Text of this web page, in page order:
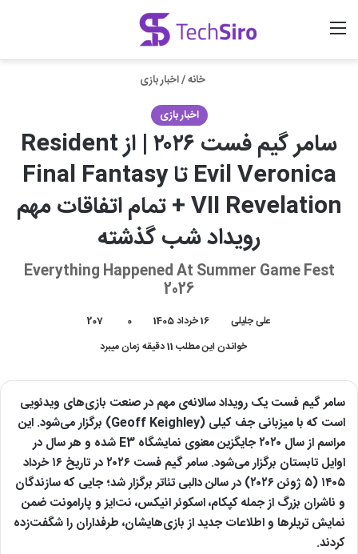
جستجو برای
ورود
خانه/اخبار بازی
اخبار بازی
سامر گیم فست ۲۰۲۶ | از Resident
Evil Veronica تا Final Fantasy
VII Revelation + تمام اتفاقات مهم
رویداد شب گذشته
Everything Happened At Summer Game Fest
2026
علی جلیلی 16 خرداد 1405 0
207
خواندن این مطلب 11 دقیقه زمان میبرد
سامر گیم فست یک رویداد سالانه‌ی مهم در صنعت بازی‌های ویدئویی
است که با میزبانی جف کیلی (Geoff Keighley) برگزار می‌شود. این
مراسم از سال ۲۰۲۰ جایگزین معنوی نمایشگاه E3 شده و هر سال در
اوایل تابستان برگزار می‌شود. سامر گیم فست ۲۰۲۶ در تاریخ ۱۶ خرداد
۱۴۰۵ (۵ ژوئن ۲۰۲۶) در سالن دالبی تئاتر برگزار شد؛ جایی که سازندگان
و ناشران بزرگ از جمله کپکام، اسکوئر انیکس، نت‌ایز و پارامونت ضمن
نمایش تریلرها و اطلاعات جدید از بازی‌هایشان، طرفداران را شگفت‌زده
کردند.